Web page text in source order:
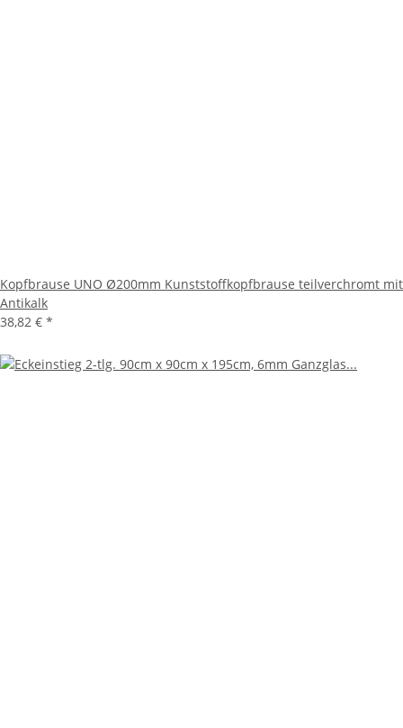
Kopfbrause UNO Ø200mm Kunststoffkopfbrause teilverchromt mit
Antikalk
38,82 € *